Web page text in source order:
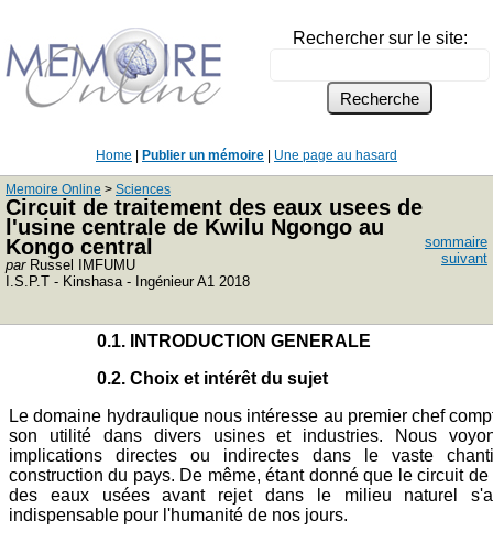
Rechercher sur le site:
Home Publier un mémoire Une page au hasard
Memoire Online > Sciences
Circuit de traitement des eaux usees de
l'usine centrale de Kwilu Ngongo au
Kongo central
parRussel IMFUMU
I.S.P.T - Kinshasa - Ingénieur A1 2018
sommaire
suivant
0.1. INTRODUCTION GENERALE
0.2. Choix et intérêt du sujet
Le domaine hydraulique nous intéresse au premier chef
son utilité dans divers usines et industries. Nous
implications directes ou indirectes dans le vaste
construction du pays. De même, étant donné que le circuit de
des eaux usées avant rejet dans le milieu naturel
indispensable pour l'humanité de nos jours.